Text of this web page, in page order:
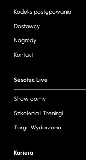
Kodeks postępowania
Dostawcy
Nagrody
Kontakt
Sesotec Live
Showroomy
Szkolenia i Treningi
Targi i Wydarzenia
Kariera